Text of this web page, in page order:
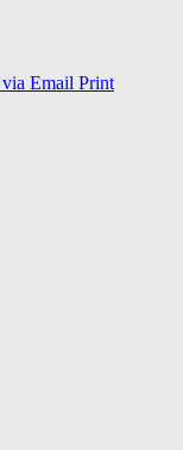
via Email Print